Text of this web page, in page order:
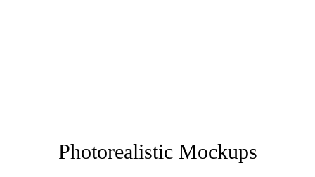
Photorealistic Mockups